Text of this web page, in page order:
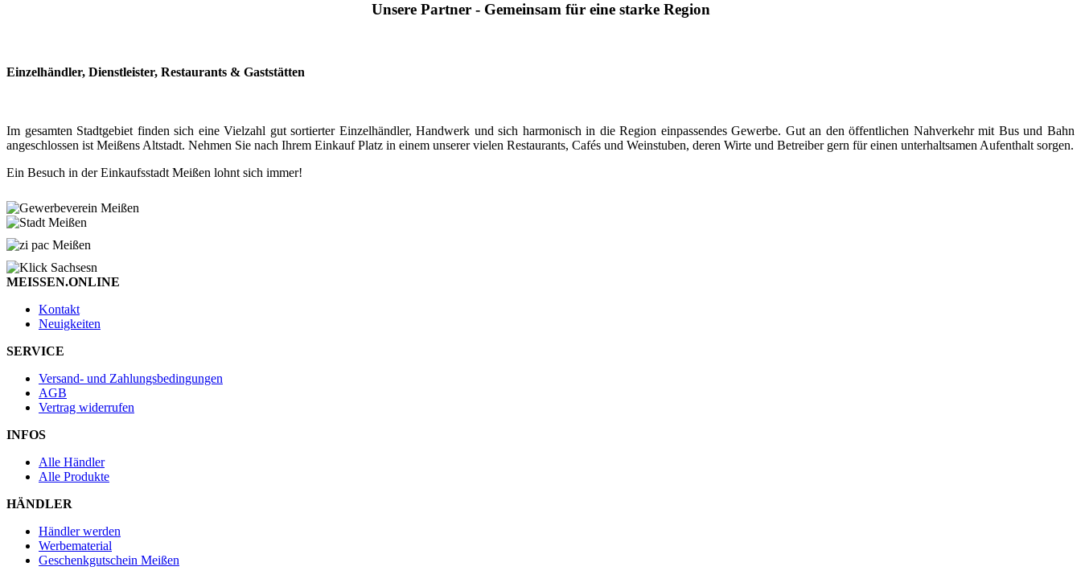
Unsere Partner - Gemeinsam für eine starke Region
Einzelhändler, Dienstleister, Restaurants & Gaststätten
Im gesamten Stadtgebiet finden sich eine Vielzahl gut sortierter Einzelhändler, Handwerk und sich harmonisch in die Region einpassendes Gewerbe. Gut an den öffentlichen Nahverkehr mit Bus und Bahn
angeschlossen ist Meißens Altstadt. Nehmen Sie nach Ihrem Einkauf Platz in einem unserer vielen Restaurants, Cafés und Weinstuben, deren Wirte und Betreiber gern für einen unterhaltsamen Aufenthalt sorgen.
Ein Besuch in der Einkaufsstadt Meißen lohnt sich immer!
MEISSEN.ONLINE
Kontakt
Neuigkeiten
SERVICE
Versand- und Zahlungsbedingungen
AGB
Vertrag widerrufen
INFOS
Alle Händler
Alle Produkte
HÄNDLER
Händler werden
Werbematerial
Geschenkgutschein Meißen